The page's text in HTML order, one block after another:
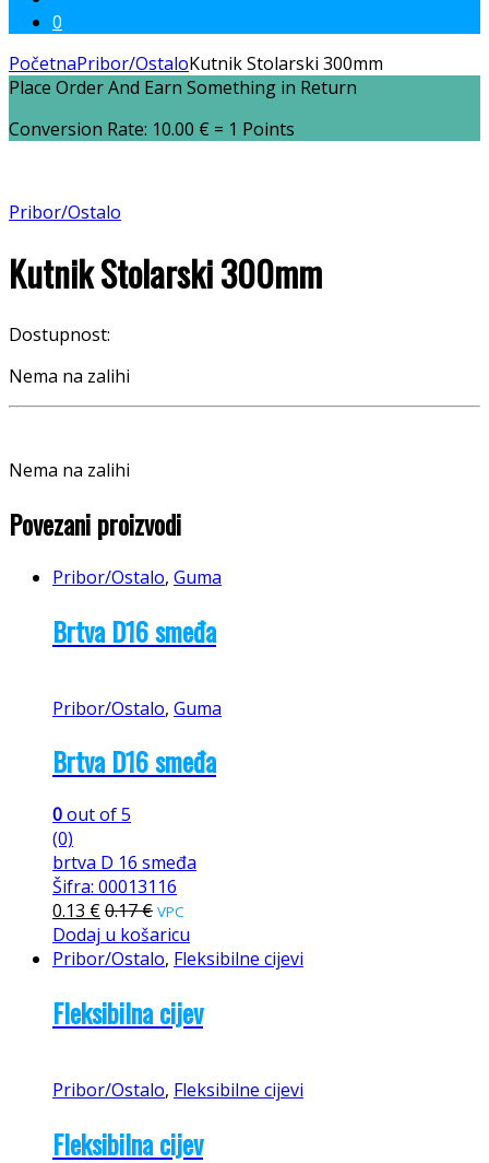
0
PočetnaPribor/OstaloKutnik Stolarski 300mm
Place Order And Earn Something in Return
Conversion Rate: 10.00 € = 1 Points
Pribor/Ostalo
Kutnik Stolarski 300mm
Dostupnost:
Nema na zalihi
Nema na zalihi
Povezani proizvodi
Pribor/Ostalo, Guma
Brtva D16 smeđa
Pribor/Ostalo, Guma
Brtva D16 smeđa
0out of 5
(0)
brtva D 16 smeđa
Šifra: 00013116
0.13 €0.17€ VPC
Dodaj u košaricu
Pribor/Ostalo, Fleksibilne cijevi
Fleksibilna cijev
Pribor/Ostalo, Fleksibilne cijevi
Fleksibilna cijev